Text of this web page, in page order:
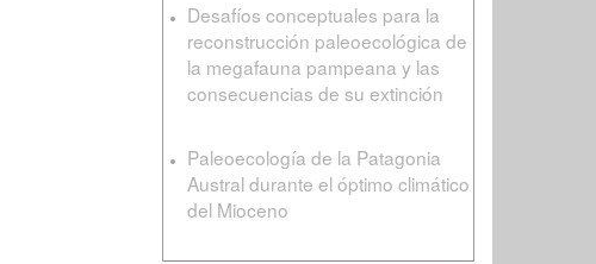
Desafíos conceptuales para la
reconstrucción paleoecológica de
la megafauna pampeana y las
consecuencias de su extinción
Paleoecología de la Patagonia
Austral durante el óptimo climático
del Mioceno